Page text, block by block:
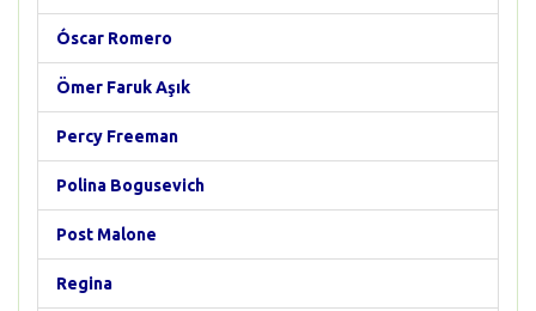
Óscar Romero
Ömer Faruk Aşık
Percy Freeman
Polina Bogusevich
Post Malone
Regina